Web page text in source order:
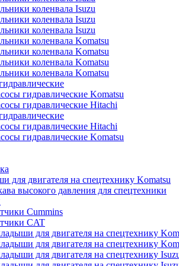
коленвала Isuzu
коленвала Isuzu
коленвала Isuzu
коленвала Komatsu
коленвала Komatsu
коленвала Komatsu
коленвала Komatsu
гидравлические Komatsu
гидравлические Hitachi
гидравлические Hitachi
гидравлические Komatsu
для двигателя на спецтехнику Komatsu
высокого давления для спецтехники
Cummins
CAT
для двигателя на спецтехнику
для двигателя на спецтехнику
для двигателя на спецтехнику